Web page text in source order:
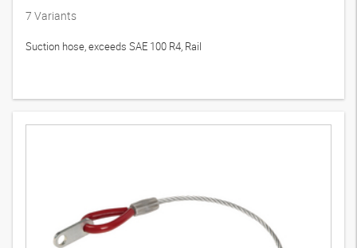
7 Variants
Suction hose, exceeds SAE 100 R4, Rail